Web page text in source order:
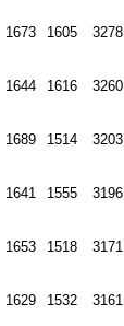
1673 1605 3278
1644 1616 3260
1689 1514 3203
1641 1555 3196
1653 1518 3171
1629 1532 3161